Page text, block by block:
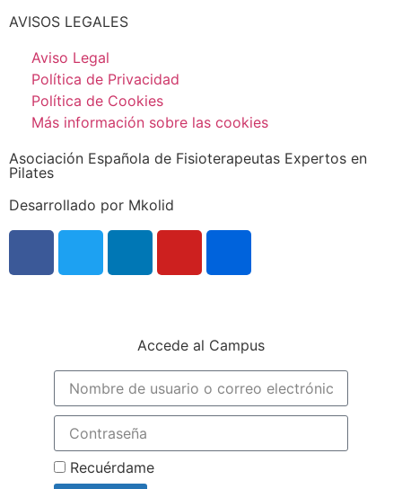
AVISOS LEGALES
Aviso Legal
Política de Privacidad
Política de Cookies
Más información sobre las cookies
Asociación Española de Fisioterapeutas Expertos en
Pilates
Desarrollado por Mkolid
Accede al Campus
Recuérdame